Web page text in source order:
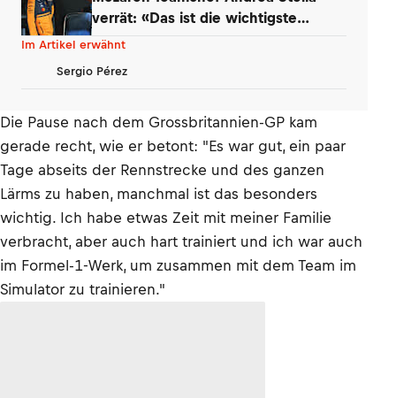
verrät: «Das ist die wichtigste
Erkenntnis»
Im Artikel erwähnt
Sergio Pérez
Die Pause nach dem Grossbritannien-GP kam
gerade recht, wie er betont: "Es war gut, ein paar
Tage abseits der Rennstrecke und des ganzen
Lärms zu haben, manchmal ist das besonders
wichtig. Ich habe etwas Zeit mit meiner Familie
verbracht, aber auch hart trainiert und ich war auch
im Formel-1-Werk, um zusammen mit dem Team im
Simulator zu trainieren."